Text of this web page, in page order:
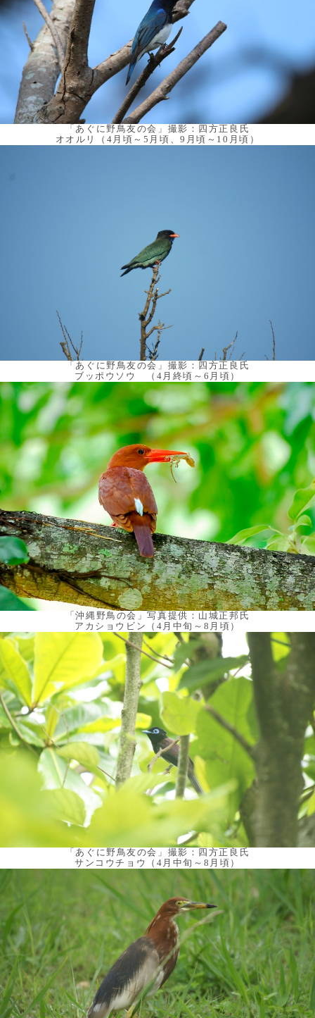
「あぐに野鳥友の会」撮影：四方正良氏
オオルリ（4月頃～5月頃、9月頃～10月頃）
「あぐに野鳥友の会」撮影：四方正良氏
ブッポウソウ （4月終頃～6月頃）
「沖縄野鳥の会」写真提供：山城正邦氏
アカショウビン（4月中旬～8月頃）
「あぐに野鳥友の会」撮影：四方正良氏
サンコウチョウ（4月中旬～8月頃）